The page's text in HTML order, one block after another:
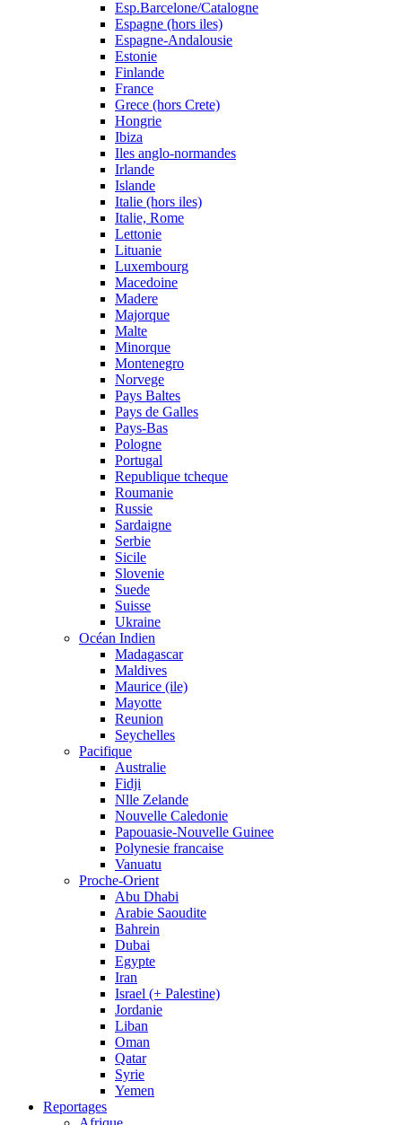
Esp.Barcelone/Catalogne
Espagne (hors iles)
Espagne-Andalousie
Estonie
Finlande
France
Grece (hors Crete)
Hongrie
Ibiza
Iles anglo-normandes
Irlande
Islande
Italie (hors iles)
Italie, Rome
Lettonie
Lituanie
Luxembourg
Macedoine
Madere
Majorque
Malte
Minorque
Montenegro
Norvege
Pays Baltes
Pays de Galles
Pays-Bas
Pologne
Portugal
Republique tcheque
Roumanie
Russie
Sardaigne
Serbie
Sicile
Slovenie
Suede
Suisse
Ukraine
Océan Indien
Madagascar
Maldives
Maurice (ile)
Mayotte
Reunion
Seychelles
Pacifique
Australie
Fidji
Nlle Zelande
Nouvelle Caledonie
Papouasie-Nouvelle Guinee
Polynesie francaise
Vanuatu
Proche-Orient
Abu Dhabi
Arabie Saoudite
Bahrein
Dubai
Egypte
Iran
Israel (+ Palestine)
Jordanie
Liban
Oman
Qatar
Syrie
Yemen
Reportages